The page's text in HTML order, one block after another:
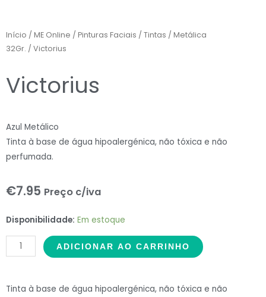
Início / ME Online / Pinturas Faciais / Tintas / Metálica
32Gr. / Victorius
Victorius
Azul Metálico
Tinta à base de água hipoalergénica, não tóxica e não
perfumada.
€7.95 Preço c/iva
Disponibilidade: Em estoque
Victorius
quantidade
ADICIONAR AO CARRINHO
Tinta à base de água hipoalergénica, não tóxica e não